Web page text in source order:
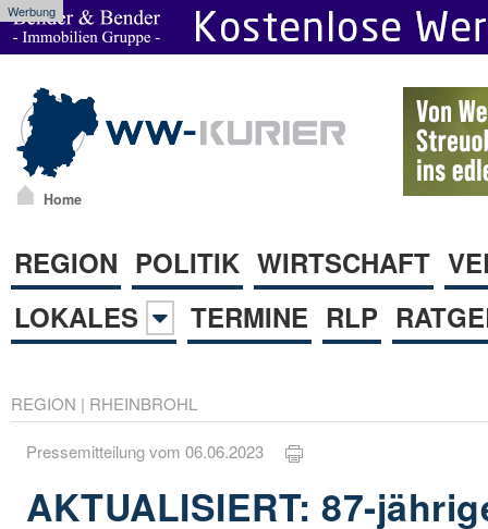
Werbung
Home
REGION POLITIK WIRTSCHAFT
LOKALES
TERMINE RLP
REGION | RHEINBROHL
Pressemitteilung vom 06.06.2023
AKTUALISIERT: 87-